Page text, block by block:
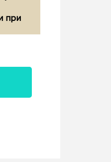
при